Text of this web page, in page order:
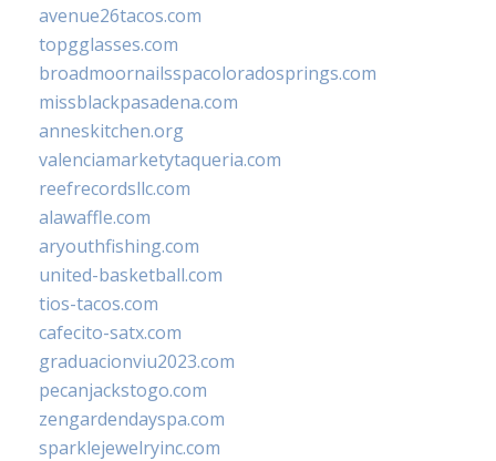
avenue26tacos.com
topgglasses.com
broadmoornailsspacoloradosprings.com
missblackpasadena.com
anneskitchen.org
valenciamarketytaqueria.com
reefrecordsllc.com
alawaffle.com
aryouthfishing.com
united-basketball.com
tios-tacos.com
cafecito-satx.com
graduacionviu2023.com
pecanjackstogo.com
zengardendayspa.com
sparklejewelryinc.com